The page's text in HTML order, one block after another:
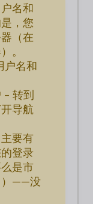
名和
，您
（在
。
户名和
- 转到
导航
要有
登录
是市
）——没